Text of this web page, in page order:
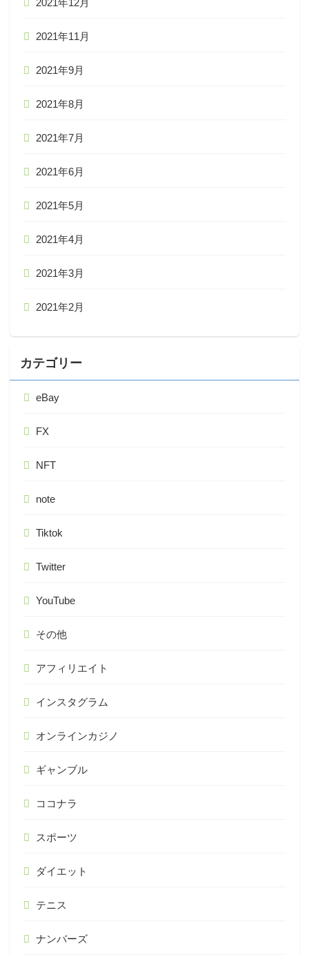
2021年11月
2021年9月
2021年8月
2021年7月
2021年6月
2021年5月
2021年4月
2021年3月
2021年2月
カテゴリー
eBay
FX
NFT
note
Tiktok
Twitter
YouTube
その他
アフィリエイト
インスタグラム
オンラインカジノ
ギャンブル
ココナラ
スポーツ
ダイエット
テニス
ナンバーズ